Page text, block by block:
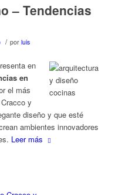
– Tendencias
/ por luis
en
en
el más
y
diseño y que esté
ambientes innovadores
Leer más